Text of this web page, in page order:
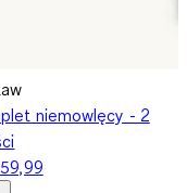
niemowlęcy - 2